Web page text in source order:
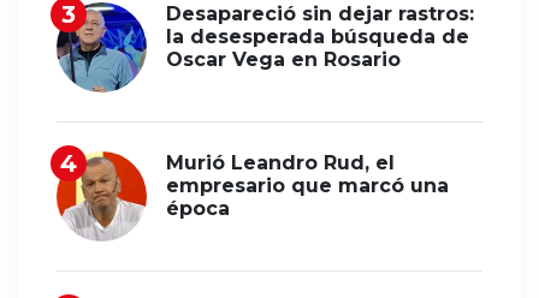
Desapareció sin dejar rastros:
la desesperada búsqueda de
Oscar Vega en Rosario
Murió Leandro Rud, el
empresario que marcó una
época